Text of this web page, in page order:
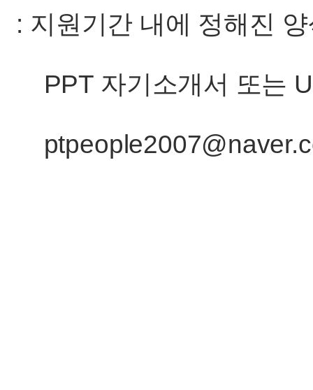
: 지원기간 내에 정해진
PPT 자기소개서 또는